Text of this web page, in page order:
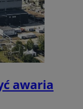
awaria